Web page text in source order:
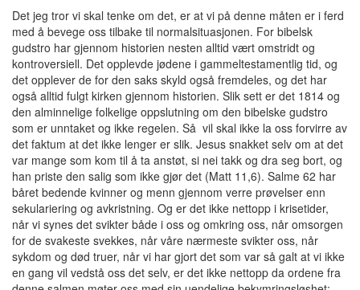
Det jeg tror vi skal tenke om det, er at vi på denne måten er i ferd
med å bevege oss tilbake til normalsituasjonen. For bibelsk
gudstro har gjennom historien nesten alltid vært omstridt og
kontroversiell. Det opplevde jødene i gammeltestamentlig tid, og
det opplever de for den saks skyld også fremdeles, og det har
også alltid fulgt kirken gjennom historien. Slik sett er det 1814 og
den alminnelige folkelige oppslutning om den bibelske gudstro
som er unntaket og ikke regelen. Så vil skal ikke la oss forvirre av
det faktum at det ikke lenger er slik. Jesus snakket selv om at det
var mange som kom til å ta anstøt, si nei takk og dra seg bort, og
han priste den salig som ikke gjør det (Matt 11,6). Salme 62 har
båret bedende kvinner og menn gjennom verre prøvelser enn
sekulariering og avkristning. Og er det ikke nettopp i krisetider,
når vi synes det svikter både i oss og omkring oss, når omsorgen
for de svakeste svekkes, når våre nærmeste svikter oss, når
sykdom og død truer, når vi har gjort det som var så galt at vi ikke
en gang vil vedstå oss det selv, er det ikke nettopp da ordene fra